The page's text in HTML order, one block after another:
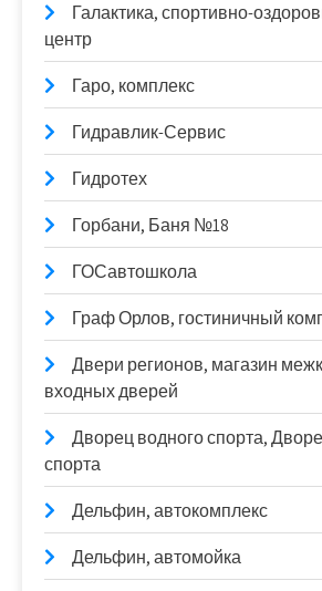
Галактика, спортивно-
центр
Гаро, комплекс
Гидравлик-Сервис
Гидротех
Горбани, Баня №18
ГОСавтошкола
Граф Орлов, гостиничный
Двери регионов, магазин
входных дверей
Дворец водного спорта,
спорта
Дельфин, автокомплекс
Дельфин, автомойка